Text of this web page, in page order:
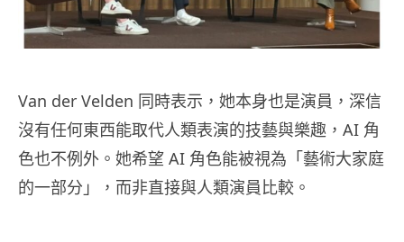
Van der Velden 同時表示，她本身也是演員，深信
沒有任何東西能取代人類表演的技藝與樂趣，AI 角
色也不例外。她希望 AI 角色能被視為「藝術大家庭
的一部分」，而非直接與人類演員比較。